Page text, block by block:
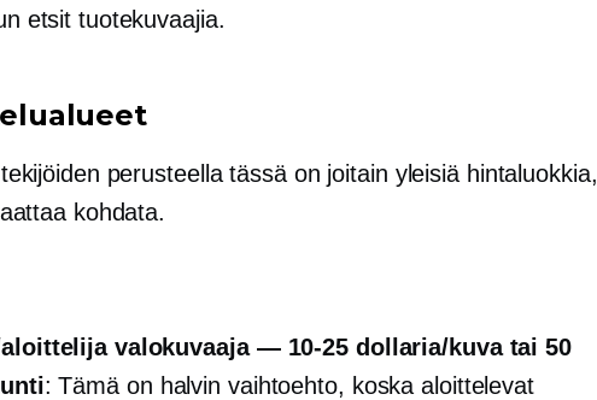
etsit tuotekuvaajia.
perusteella tässä on joitain yleisiä hintaluokkia,
kohdata.
valokuvaaja — 10-25 dollaria/kuvatai 50
: Tämä on halvin vaihtoehto, koska aloittelevat